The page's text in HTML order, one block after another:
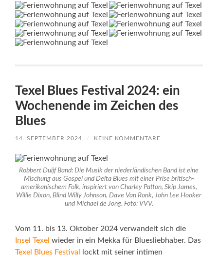
Texel Blues Festival 2024: ein
Wochenende im Zeichen des
Blues
14. SEPTEMBER 2024 / KEINE KOMMENTARE
Robbert Duijf Band: Die Musik der niederländischen Band ist eine
Mischung aus Gospel und Delta Blues mit einer Prise britisch-
amerikanischem Folk, inspiriert von Charley Patton, Skip James,
Willie Dixon, Blind Willy Johnson, Dave Van Ronk, John Lee Hooker
und Michael de Jong. Foto: VVV.
Vom 11. bis 13. Oktober 2024 verwandelt sich die
Insel Texelwieder in ein Mekka für Bluesliebhaber. Das
Texel Blues Festival
lockt mit seiner intimen